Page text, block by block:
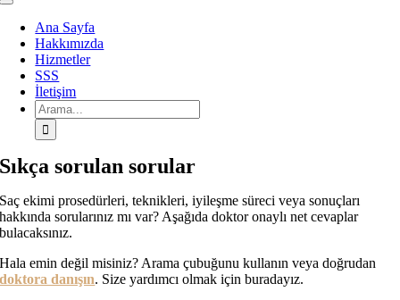
Navigasyonu
aç/kapatAna Sayfa
Hakkımızda
Hizmetler
SSS
İletişim
Arama:
Sıkça sorulan sorular
Saç ekimi prosedürleri, teknikleri, iyileşme süreci veya sonuçları
hakkında sorularınız mı var? Aşağıda doktor onaylı net cevaplar
bulacaksınız.
Hala emin değil misiniz? Arama çubuğunu kullanın veya doğrudan
doktora danışın. Size yardımcı olmak için buradayız.